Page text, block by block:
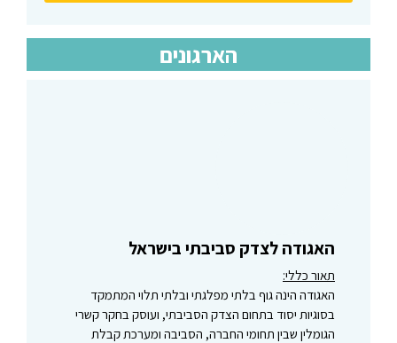
הארגונים
האגודה לצדק סביבתי בישראל
תאור כללי:
האגודה הינה גוף בלתי מפלגתי ובלתי תלוי המתמקד
בסוגיות יסוד בתחום הצדק הסביבתי, ועוסק בחקר קשרי
הגומלין שבין תחומי החברה, הסביבה ומערכת קבלת